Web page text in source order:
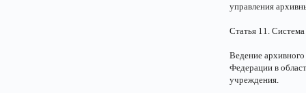
управления
Статья 11.
Ведение архивного
Федерации в
учреждения.